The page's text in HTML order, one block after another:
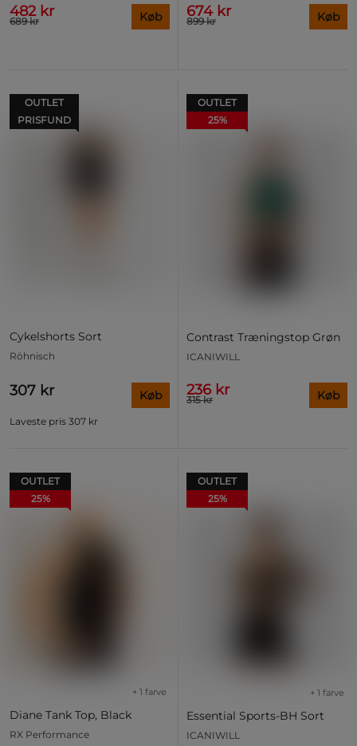
482 kr
689 kr Køb 674 kr
899 kr Køb
OUTLET
PRISFUND
Cykelshorts Sort
Röhnisch
307 kr
Laveste pris 307 kr
Køb
OUTLET
25%
Contrast Træningstop Grøn
ICANIWILL
236 kr
315 kr Køb
OUTLET
25%
Diane Tank Top, Black
+ 1 farve
RX Performance
OUTLET
25%
Essential Sports-BH Sort
+ 1 farve
ICANIWILL